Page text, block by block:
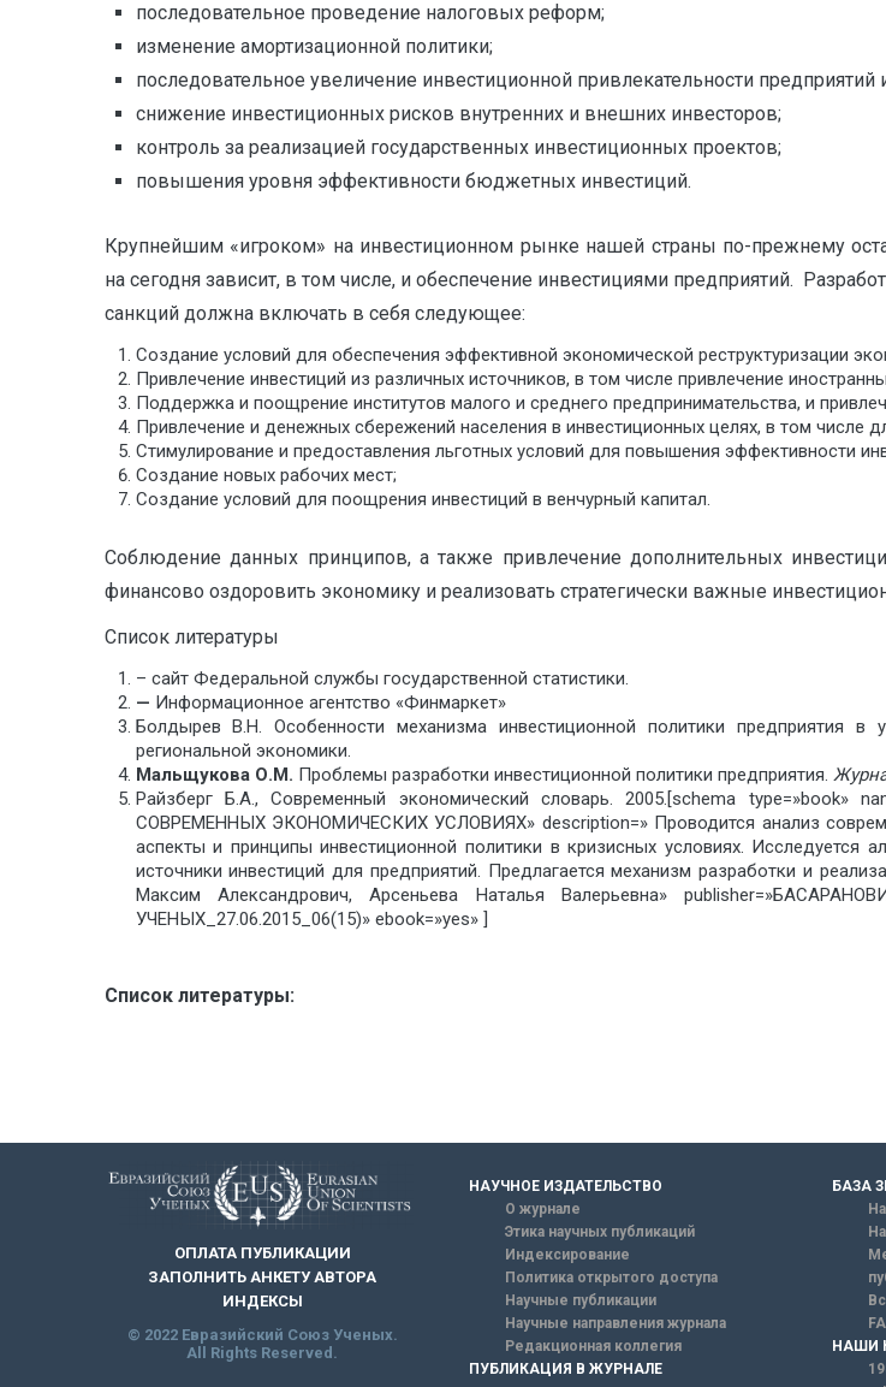
последовательное проведение налоговых реформ;
изменение амортизационной политики;
последовательное увеличение инвестиционной привлекательности
снижение инвестиционных рисков внутренних и внешних инвесторов;
контроль за реализацией государственных инвестиционных проектов;
повышения уровня эффективности бюджетных инвестиций.
Крупнейшим «игроком» на инвестиционном рынке нашей страны по-прежнему
на сегодня зависит, в том числе, и обеспечение инвестициями предприятий.
санкций должна включать в себя следующее:
Создание условий для обеспечения эффективной экономической реструктуризации
Привлечение инвестиций из различных источников, в том числе привлечение
Поддержка и поощрение институтов малого и среднего предпринимательства, и
Привлечение и денежных сбережений населения в инвестиционных целях, в том числе
Стимулирование и предоставления льготных условий для повышения эффективности
Создание новых рабочих мест;
Создание условий для поощрения инвестиций в венчурный капитал.
Соблюдение данных принципов, а также привлечение дополнительных
финансово оздоровить экономику и реализовать стратегически важные
Список литературы
– сайт Федеральной службы государственной статистики.
— Информационное агентство «Финмаркет»
Болдырев В.Н. Особенности механизма инвестиционной политики предприятия в
региональной экономики.
Мальщукова О.М. Проблемы разработки инвестиционной политики предприятия.
Райзберг Б.А., Современный экономический словарь. 2005.[schema
СОВРЕМЕННЫХ ЭКОНОМИЧЕСКИХ УСЛОВИЯХ» description=» Проводится анализ
аспекты и принципы инвестиционной политики в кризисных условиях. Исследуется
источники инвестиций для предприятий. Предлагается механизм разработки и
Максим Александрович, Арсеньева Наталья Валерьевна»
УЧЕНЫХ_27.06.2015_06(15)» ebook=»yes» ]
Список литературы:
ОПЛАТА ПУБЛИКАЦИИ
ЗАПОЛНИТЬ АНКЕТУ АВТОРА
ИНДЕКСЫ
© 2022 Евразийский Союз Ученых.
All Rights Reserved.
НАУЧНОЕ ИЗДАТЕЛЬСТВО
О журнале
Этика научных публикаций
Индексирование
Политика открытого доступа
Научные публикации
Научные направления журнала
Редакционная коллегия
ПУБЛИКАЦИЯ В ЖУРНАЛЕ
БАЗА
НАШИ